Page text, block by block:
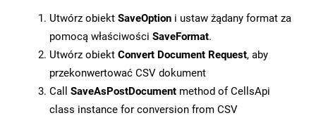
Utwórz obiekt SaveOption i ustaw żądany format za
pomocą właściwości SaveFormat.
Utwórz obiekt Convert Document Request, aby
przekonwertować CSV dokument
Call SaveAsPostDocument method of CellsApi
class instance for conversion from CSV